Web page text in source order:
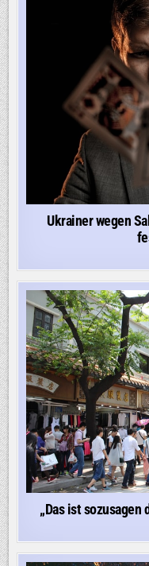
Ukrainer wegen
„Das ist sozusagen